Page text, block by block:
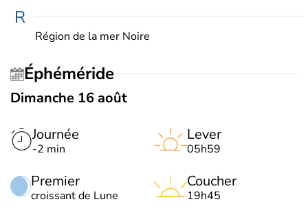
R
Région de la mer Noire
Éphéméride
Dimanche 16 août
Journée
-2 min
Premier
croissant de Lune
Lever
05h59
Coucher
19h45